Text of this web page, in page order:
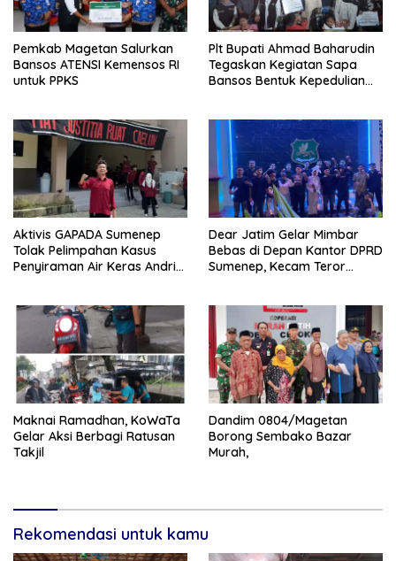
Pemkab Magetan Salurkan
Bansos ATENSI Kemensos RI
untuk PPKS
Plt Bupati Ahmad Baharudin
Tegaskan Kegiatan Sapa
Bansos Bentuk Kepedulian
Aktivis GAPADA Sumenep
Tolak Pelimpahan Kasus
Penyiraman Air Keras Andrie
Dear Jatim Gelar Mimbar
Bebas di Depan Kantor DPRD
Sumenep, Kecam Teror
Maknai Ramadhan, KoWaTa
Gelar Aksi Berbagi Ratusan
Takjil
Dandim 0804/Magetan
Borong Sembako Bazar
Murah,
Rekomendasi untuk kamu